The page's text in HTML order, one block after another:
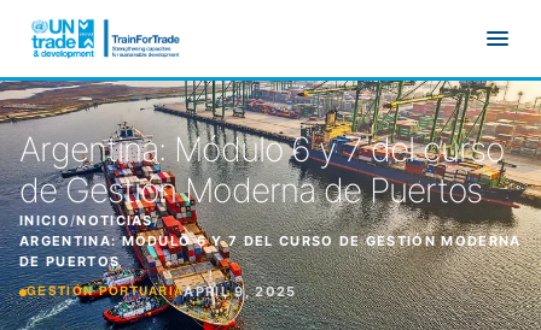
Argentina: Módulo 6 y 7 del curso
de Gestión Moderna de Puertos
INICIO/NOTICIAS/
ARGENTINA: MÓDULO 6 Y 7 DEL CURSO DE GESTIÓN MODERNA
DE PUERTOS
GESTIÓN PORTUARIAAPRIL 9, 2025